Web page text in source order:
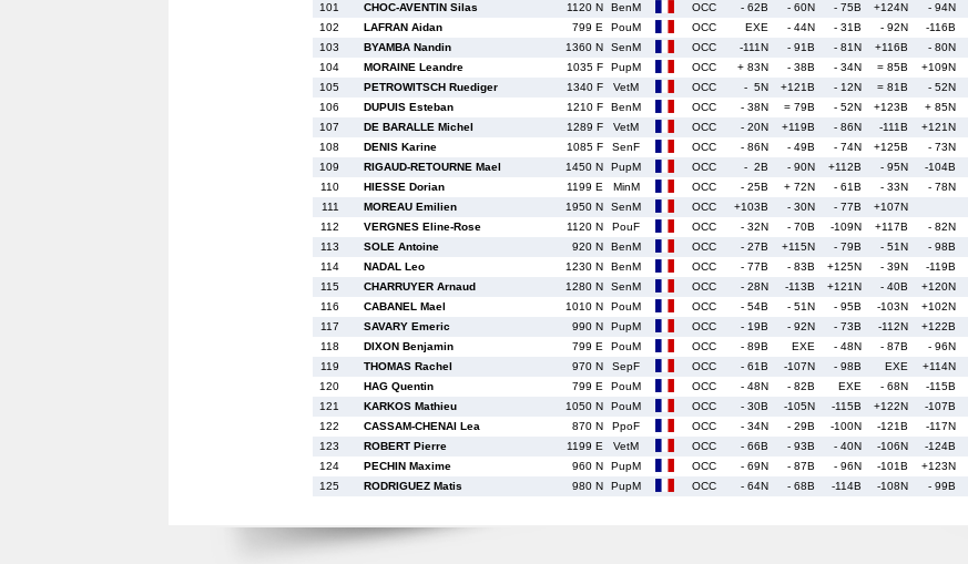
101
CHOC-AVENTIN Silas 1120 N BenM OCC - 62B - 60N - 75B +124N - 94N
102
LAFRAN Aidan 799 E PouM OCC EXE - 44N - 31B - 92N -116B
103
BYAMBA Nandin 1360 N SenM OCC -111N - 91B - 81N +116B - 80N
104
MORAINE Leandre 1035 F PupM OCC + 83N - 38B - 34N = 85B +109N
105
PETROWITSCH Ruediger 1340 F VetM OCC - 5N +121B - 12N = 81B - 52N
106
DUPUIS Esteban 1210 F BenM OCC - 38N = 79B - 52N +123B + 85N
107
DE BARALLE Michel 1289 F VetM OCC - 20N +119B - 86N -111B +121N
108
DENIS Karine 1085 F SenF OCC - 86N - 49B - 74N +125B - 73N
109
RIGAUD-RETOURNE Mael 1450 N PupM OCC - 2B - 90N +112B - 95N -104B
110
HIESSE Dorian 1199 E MinM OCC - 25B + 72N - 61B - 33N - 78N
111
MOREAU Emilien 1950 N SenM OCC +103B - 30N - 77B +107N
112
VERGNES Eline-Rose 1120 N PouF OCC - 32N - 70B -109N +117B - 82N
113
SOLE Antoine 920 N BenM OCC - 27B +115N - 79B - 51N - 98B
114
NADAL Leo 1230 N BenM OCC - 77B - 83B +125N - 39N -119B
115
CHARRUYER Arnaud 1280 N SenM OCC - 28N -113B +121N - 40B +120N
116
CABANEL Mael 1010 N PouM OCC - 54B - 51N - 95B -103N +102N
117
SAVARY Emeric 990 N PupM OCC - 19B - 92N - 73B -112N +122B
118
DIXON Benjamin 799 E PouM OCC - 89B EXE - 48N - 87B - 96N
119
THOMAS Rachel 970 N SepF OCC - 61B -107N - 98B EXE +114N
120
HAG Quentin 799 E PouM OCC - 48N - 82B EXE - 68N -115B
121
KARKOS Mathieu 1050 N PouM OCC - 30B -105N -115B +122N -107B
122
CASSAM-CHENAI Lea 870 N PpoF OCC - 34N - 29B -100N -121B -117N
123
ROBERT Pierre 1199 E VetM OCC - 66B - 93B - 40N -106N -124B
124
PECHIN Maxime 960 N PupM OCC - 69N - 87B - 96N -101B +123N
125
RODRIGUEZ Matis 980 N PupM OCC - 64N - 68B -114B -108N - 99B